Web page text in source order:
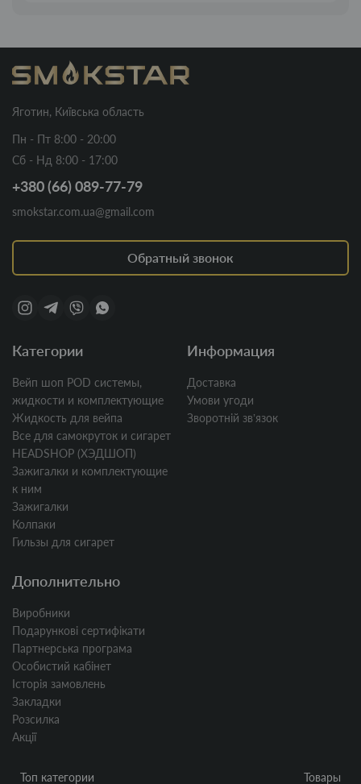
Яготин, Київська область
Пн - Пт 8:00 - 20:00
Сб - Нд 8:00 - 17:00
+380 (66) 089-77-79
smokstar.com.ua@gmail.com
Обратный звонок
Категории
Вейп шоп POD системы,
жидкости и комплектующие
Жидкость для вейпа
Все для самокруток и сигарет
HEADSHOP (ХЭДШОП)
Зажигалки и комплектующие
к ним
Зажигалки
Колпаки
Гильзы для сигарет
Информация
Доставка
Умови угоди
Зворотній звʼязок
Дополнительно
Виробники
Подарункові сертифікати
Партнерська програма
Особистий кабінет
Історія замовлень
Закладки
Розсилка
Акції
Топ категории Товары